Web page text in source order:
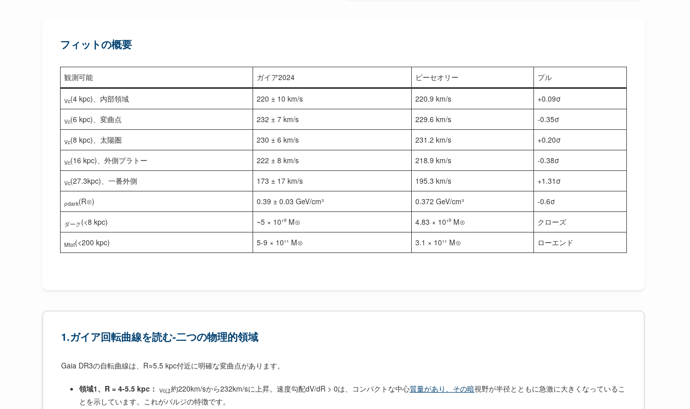
フィットの概要
観測可能 ガイア2024 ビーセオリー プル
Vc(4 kpc)、内部領域 220 ± 10 km/s 220.9 km/s +0.09σ
Vc(6 kpc)、変曲点 232 ± 7 km/s 229.6 km/s -0.35σ
Vc(8 kpc)、太陽圏 230 ± 6 km/s 231.2 km/s +0.20σ
Vc(16 kpc)、外側プラトー 222 ± 8 km/s 218.9 km/s -0.38σ
Vc(27.3kpc)、一番外側 173 ± 17 km/s 195.3 km/s +1.31σ
ρdark(R⊙) 0.39 ± 0.03 GeV/cm³ 0.372 GeV/cm³ -0.6σ
ダーク (<8 kpc) ~5 × 10¹⁰ M⊙ 4.83 × 10¹⁰ M⊙ クローズ
Mtot(<200 kpc) 5-9 × 10¹¹ M⊙ 3.1 × 10¹¹ M⊙ ローエンド
1.ガイア回転曲線を読む-二つの物理的領域
Gaia DR3の自転曲線は、R≈5.5 kpc付近に明確な変曲点があります。
領域1、R = 4-5.5 kpc： Vcは約220km/sから232km/sに上昇。速度勾配dV/dR > 0は、コンパクトな中心質量があり、その暗視野が半径とともに急激に大きくなっているこ
とを示しています。これがバルジの特徴です。